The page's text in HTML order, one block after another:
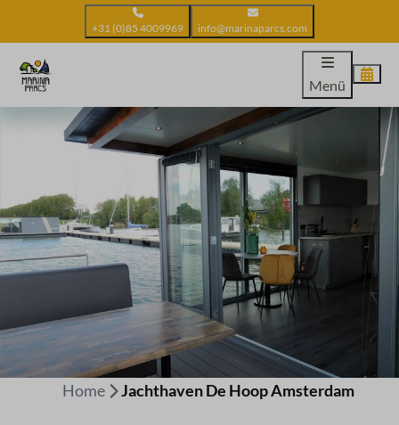
+31 (0)85 4009969 info@marinaparcs.com
Menü
Home Jachthaven De Hoop Amsterdam